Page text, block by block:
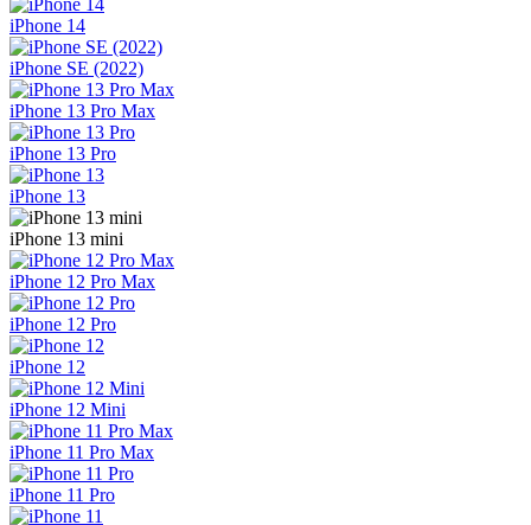
iPhone 14
iPhone SE (2022)
iPhone 13 Pro Max
iPhone 13 Pro
iPhone 13
iPhone 13 mini
iPhone 12 Pro Max
iPhone 12 Pro
iPhone 12
iPhone 12 Mini
iPhone 11 Pro Max
iPhone 11 Pro